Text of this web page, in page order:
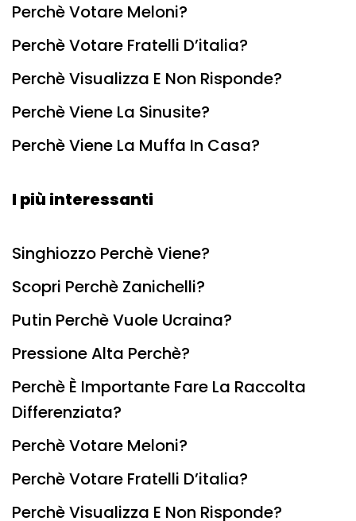
Perchè Votare Meloni?
Perchè Votare Fratelli D’italia?
Perchè Visualizza E Non Risponde?
Perchè Viene La Sinusite?
Perchè Viene La Muffa In Casa?
I più interessanti
Singhiozzo Perchè Viene?
Scopri Perchè Zanichelli?
Putin Perchè Vuole Ucraina?
Pressione Alta Perchè?
Perchè È Importante Fare La Raccolta
Differenziata?
Perchè Votare Meloni?
Perchè Votare Fratelli D’italia?
Perchè Visualizza E Non Risponde?